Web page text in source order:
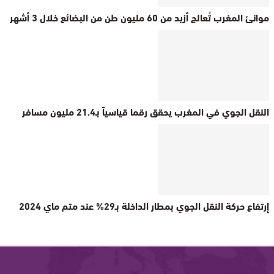
موانئ المغرب تُعالج أزيد من 60 مليون طن من البضائع خلال 3 أشهر
النقل الجوي في المغرب يحقق رقما قياسياً بـ21.4 مليون مسافر
إرتفاع حركة النقل الجوي بمطار الداخلة بـ29% عند متم ماي 2024